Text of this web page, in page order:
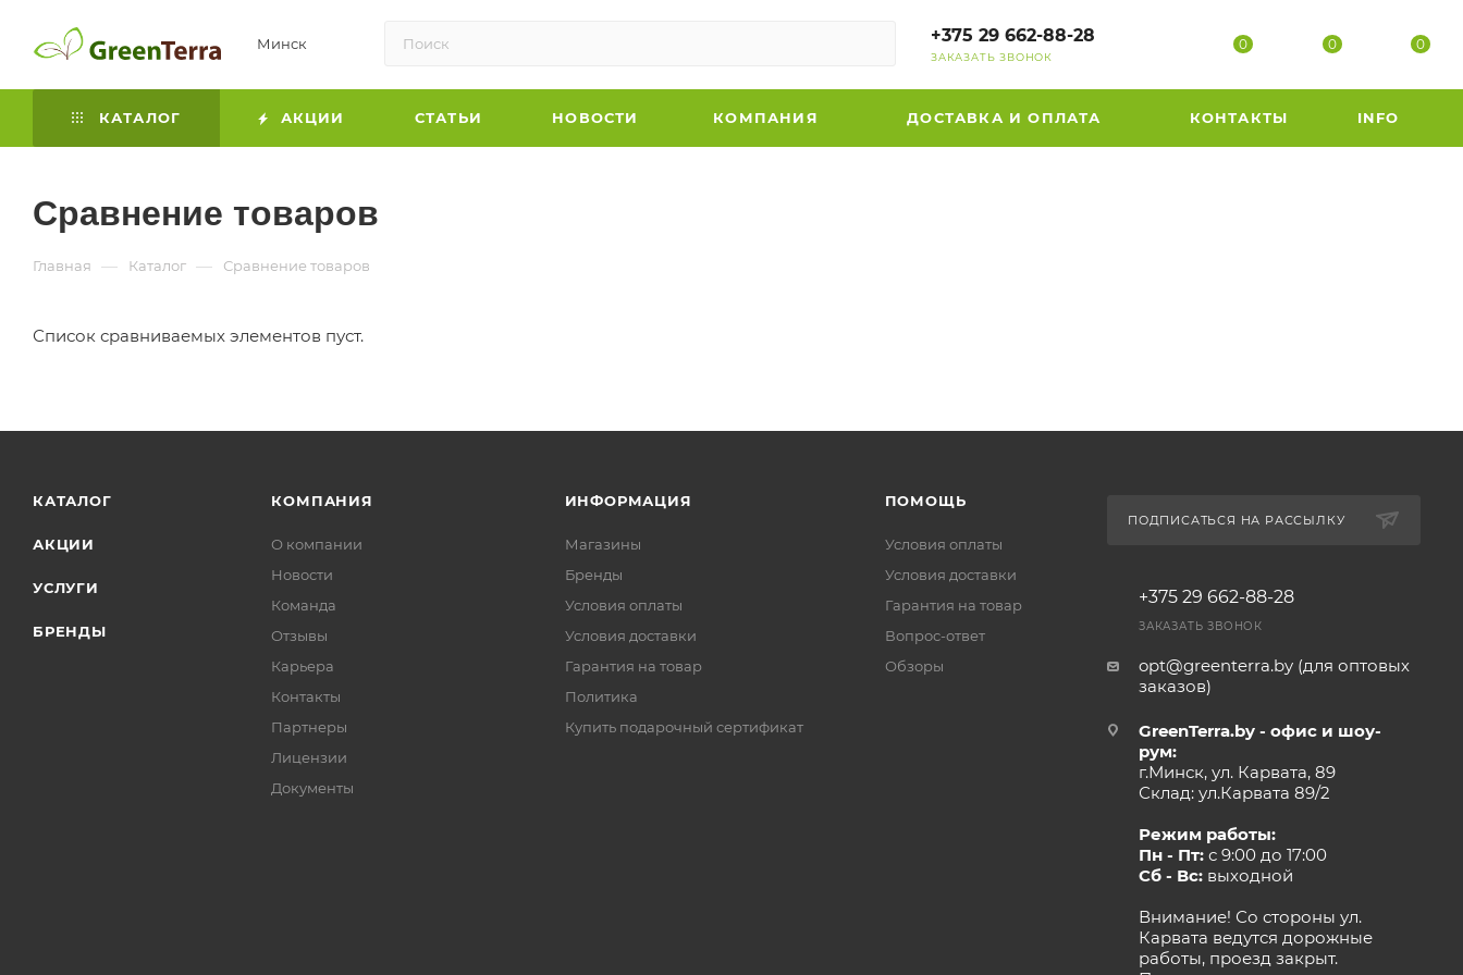
Минск +375 29 662-88-28
ЗАКАЗАТЬ ЗВОНОК
0 0 0
КАТАЛОГ АКЦИИ СТАТЬИ НОВОСТИ КОМПАНИЯ ДОСТАВКА И ОПЛАТА КОНТАКТЫ INFO
Сравнение товаров
Главная — Каталог — Сравнение товаров
Список сравниваемых элементов пуст.
КАТАЛОГ
АКЦИИ
УСЛУГИ
БРЕНДЫ
КОМПАНИЯ
О компании
Новости
Команда
Отзывы
Карьера
Контакты
Партнеры
Лицензии
Документы
ИНФОРМАЦИЯ
Магазины
Бренды
Условия оплаты
Условия доставки
Гарантия на товар
Политика
Купить подарочный сертификат
ПОМОЩЬ
Условия оплаты
Условия доставки
Гарантия на товар
Вопрос-ответ
Обзоры
ПОДПИСАТЬСЯ НА РАССЫЛКУ
+375 29 662-88-28
ЗАКАЗАТЬ ЗВОНОК
opt@greenterra.by (для оптовых
заказов)
GreenTerra.by - офис и шоу-
рум:
г.Минск, ул. Карвата, 89
Склад: ул.Карвата 89/2
Режим работы:
Пн - Пт:с 9:00 до 17:00
Сб - Вс:выходной
Внимание! Со стороны ул.
Карвата ведутся дорожные
работы, проезд закрыт.